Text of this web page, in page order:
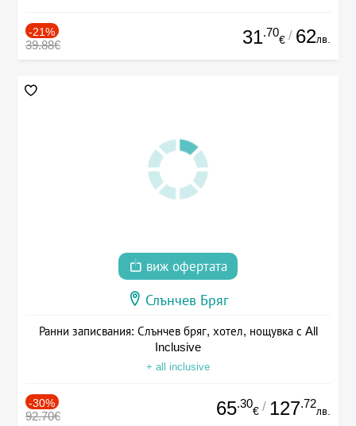
-21%
39.88€ 31.70
€ / 62лв.
виж офертата
Слънчев Бряг
Ранни записвания: Слънчев бряг, хотел, нощувка с All
Inclusive
+ all inclusive
-30%
92.70€ 65.30
€ / 127.72
лв.